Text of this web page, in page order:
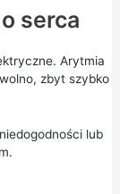
serca
Arytmia
zbyt szybko
lub